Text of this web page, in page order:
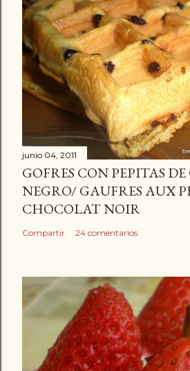
junio 04, 2011
GOFRES CON PEPITAS
NEGRO/ GAUFRES AUX
CHOCOLAT NOIR
Compartir 24 comentarios